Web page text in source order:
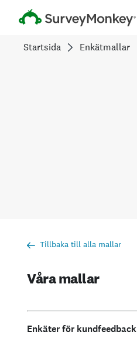
Startsida Enkätmallar
Tillbaka till alla mallar
Våra mallar
Enkäter för kundfeedback